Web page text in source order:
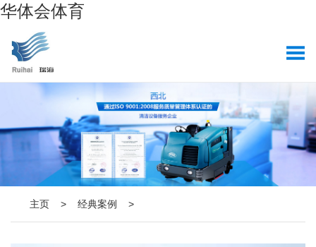
华体会体育
主页 > 经典案例 >